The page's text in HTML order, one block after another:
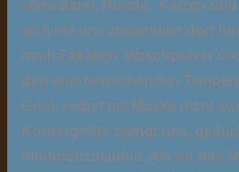
steht darin, Hunde, Katzen
sich mit uns zusammen dort
nach Fäkalien, Waschpulver
den dort herrschenden
Grad, selbst mit Maske nicht
Körpergröße zwingt uns,
hindurchzulaufen. Als wir das